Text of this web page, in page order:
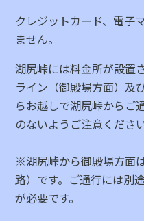
クレジットカード、電子
ません。
湖尻峠には料金所が設置
ライン（御殿場方面）及
らお越しで湖尻峠からご
のないようご注意ください
※湖尻峠から御殿場方面
路）です。ご通行には別
が必要です。